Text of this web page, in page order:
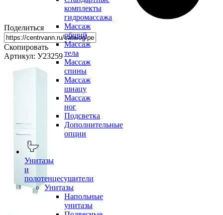
комплекты
гидромассажа
Массаж
общий
Массаж
тела
Массаж
спины
Массаж
шиацу
Массаж
ног
Подсветка
Дополнительные
опции
Унитазы
и
полотенцесушители
Унитазы
Напольные
унитазы
Поделиться
Скопировать
Артикул: У23259